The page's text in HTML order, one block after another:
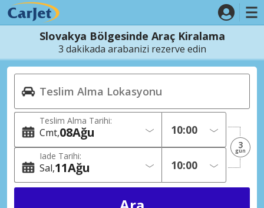
Slovakya Bölgesinde Araç Kiralama
3 dakikada arabanizi rezerve edin
Teslim Alma Tarihi:
Cmt 08Ağu
Iade Tarihi:
Sal 11Ağu
3
gün